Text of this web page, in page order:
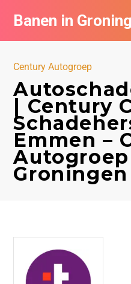
Banen in
Century Autogroep
| Century
Emmen –
Autogroep
Groningen
Vacatures per bedrijf
De populairste vacatures
Nieuwsbrief feed